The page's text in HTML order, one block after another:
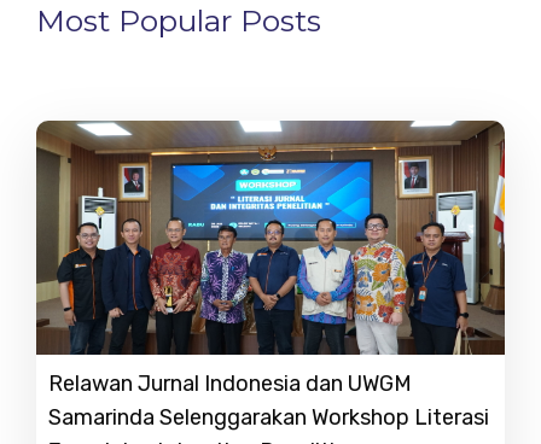
Most Popular Posts
Relawan Jurnal Indonesia dan UWGM
Samarinda Selenggarakan Workshop Literasi